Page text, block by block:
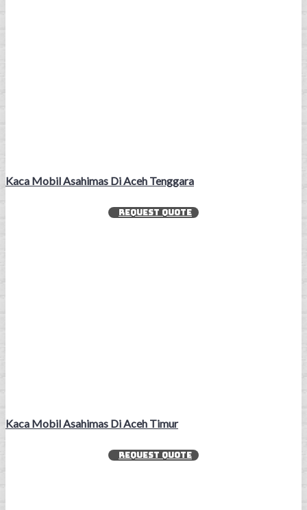
Kaca Mobil Asahimas Di Aceh Tenggara
REQUEST QUOTE
Kaca Mobil Asahimas Di Aceh Timur
REQUEST QUOTE